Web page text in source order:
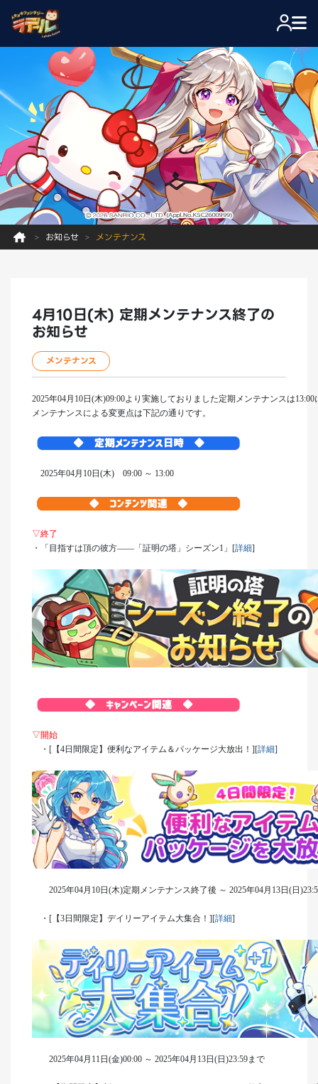
お知らせ メンテナンス
4月10日(木) 定期メンテナンス終了の
お知らせ
メンテナンス
2025年04月10日(木)09:00より実施しておりました定期メンテナンスは
メンテナンスによる変更点は下記の通りです。
2025年04月10日(木) 09:00 ～ 13:00
▽終了
・「目指すは頂の彼方――「証明の塔」シーズン1」[詳細]
▽開始
・[【4日間限定】便利なアイテム＆パッケージ大放出！][詳細]
2025年04月10日(木)定期メンテナンス終了後 ～ 2025年04月13日(日
・[【3日間限定】デイリーアイテム大集合！][詳細]
2025年04月11日(金)00:00 ～ 2025年04月13日(日)23:59まで